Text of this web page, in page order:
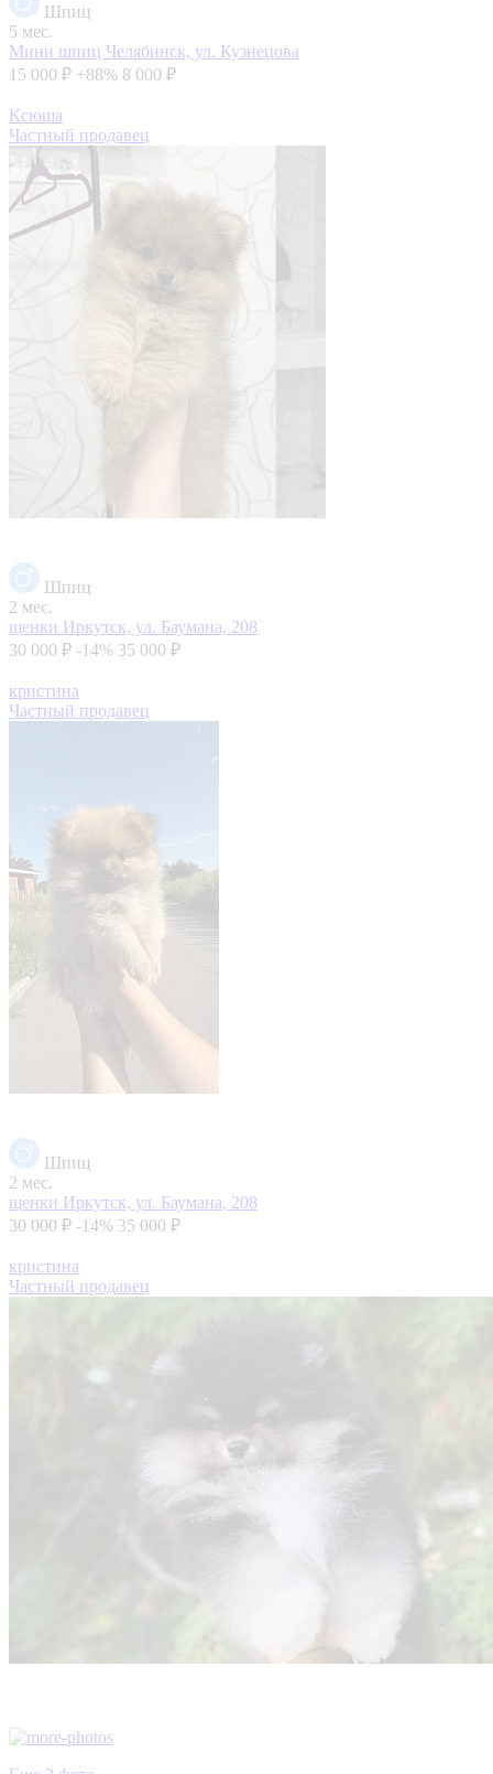
Шпиц
5 мес.
Мини шпиц Челябинск, ул. Кузнецова
15 000 ₽ +88% 8 000 ₽
Ксюша
Частный продавец
Шпиц
2 мес.
щенки Иркутск, ул. Баумана, 208
30 000 ₽ -14% 35 000 ₽
кристина
Частный продавец
Шпиц
2 мес.
щенки Иркутск, ул. Баумана, 208
30 000 ₽ -14% 35 000 ₽
кристина
Частный продавец